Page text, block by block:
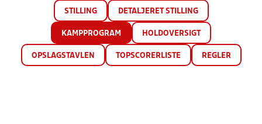
STILLING DETALJERET STILLING
KAMPPROGRAM HOLDOVERSIGT
OPSLAGSTAVLEN TOPSCORERLISTE REGLER